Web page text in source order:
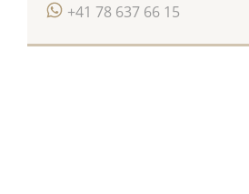
+41 78 637 66 15